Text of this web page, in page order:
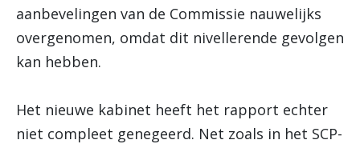
aanbevelingen van de Commissie nauwelijks
overgenomen, omdat dit nivellerende gevolgen
kan hebben.
Het nieuwe kabinet heeft het rapport echter
niet compleet genegeerd. Net zoals in het SCP-